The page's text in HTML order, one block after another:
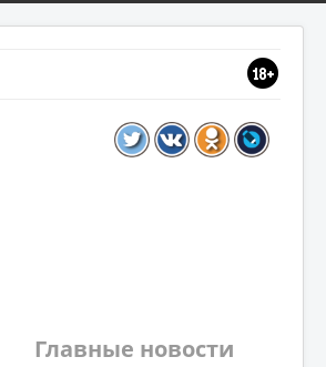
Главные новости